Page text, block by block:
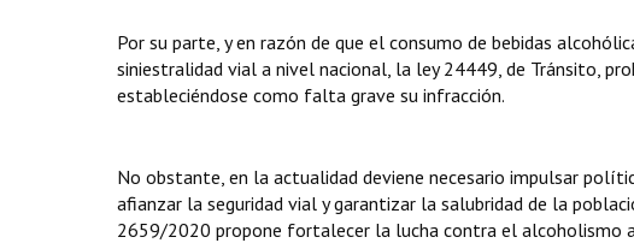
Por su parte, y en razón de que el consumo de bebidas
siniestralidad vial a nivel nacional, la ley 24449, de Tránsito,
estableciéndose como falta grave su infracción.
No obstante, en la actualidad deviene necesario impulsar
afianzar la seguridad vial y garantizar la salubridad de la
2659/2020 propone fortalecer la lucha contra el alcoholismo